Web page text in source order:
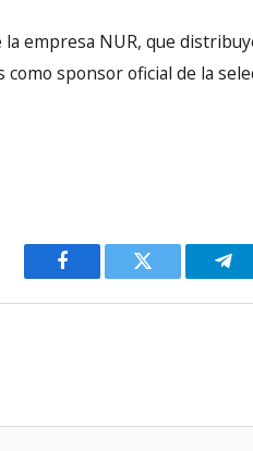
empresa NUR, que
sponsor oficial de la
Facebook Twitter